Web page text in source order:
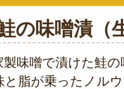
の味噌漬（
製味噌で漬けた鮭
と脂が乗ったノル